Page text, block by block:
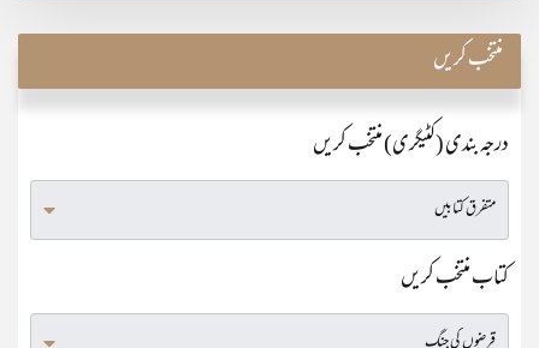
منتخب کریں
درجہ بندی (کٹیگری) منتخب کریں
کتاب منتخب کریں